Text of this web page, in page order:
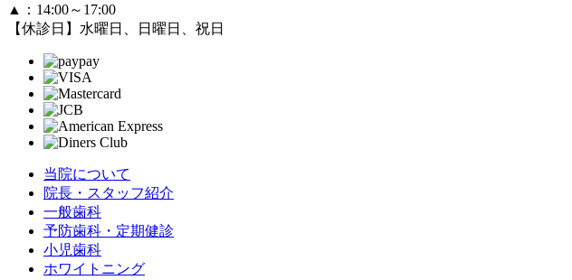
▲
：14:00～17:00
【休診日】水曜日、日曜日、祝日
当院について
院長・スタッフ紹介
一般歯科
予防歯科・定期健診
小児歯科
ホワイトニング